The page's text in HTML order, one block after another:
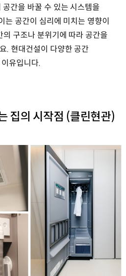
간을 바꿀 수 있는 시스템을
는 공간이 심리에 미치는 영향이
구조나 분위기에 따라 공간을
. 현대건설이 다양한 공간
유입니다.
집의 시작점 (클린현관)